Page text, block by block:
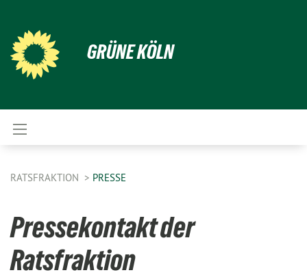
GRÜNE KÖLN
RATSFRAKTION PRESSE
Pressekontakt der
Ratsfraktion